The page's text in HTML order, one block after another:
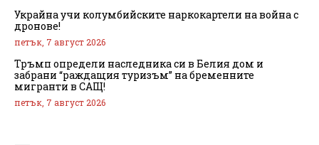
Украйна учи колумбийските наркокартели на война с
дронове!
петък, 7 август 2026
Тръмп определи наследника си в Белия дом и
забрани “раждащия туризъм” на бременните
мигранти в САЩ!
петък, 7 август 2026